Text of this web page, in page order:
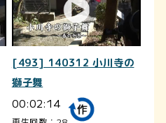
[493] 140312 小川寺の
獅子舞
00:02:14